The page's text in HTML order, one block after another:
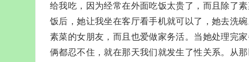
给我吃，因为经常在外面吃饭太贵了，而且除了
饭后，她让我坐在客厅看手机就可以了，她去洗
素菜的女朋友，而且也爱做家务活。当她处理完
俩都忍不住，就在那天我们就发生了性关系。从